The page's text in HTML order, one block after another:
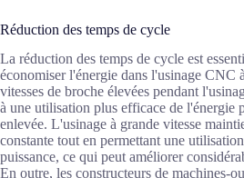
Réduction des temps de cycle
La réduction des temps de cycle est
économiser l'énergie dans l'usinage CNC
vitesses de broche élevées pendant
à une utilisation plus efficace de l'énergie
enlevée. L'usinage à grande vitesse
constante tout en permettant une
puissance, ce qui peut améliorer
En outre, les constructeurs de machines-